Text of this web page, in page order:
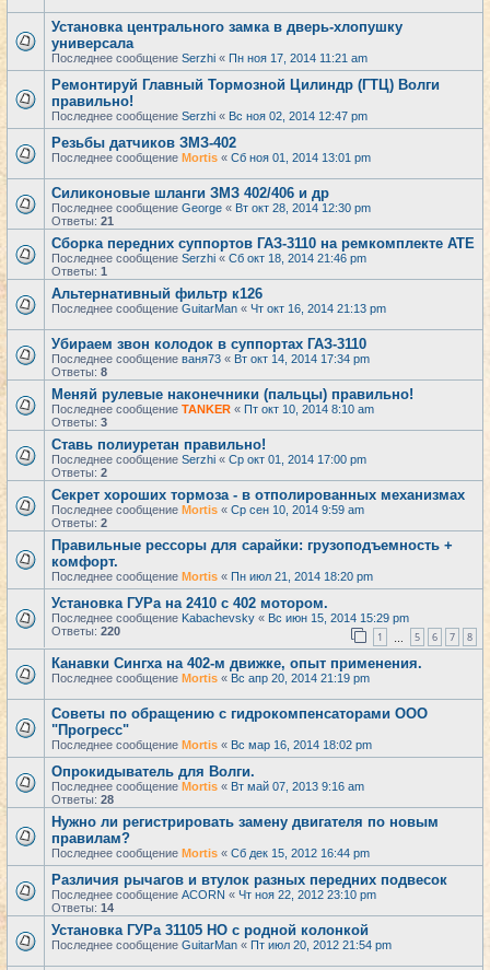
Установка центрального замка в дверь-хлопушку
универсала
Последнее сообщение Serzhi « Пн ноя 17, 2014 11:21 am
Ремонтируй Главный Тормозной Цилиндр (ГТЦ) Волги
правильно!
Последнее сообщение Serzhi « Вс ноя 02, 2014 12:47 pm
Резьбы датчиков ЗМЗ-402
Последнее сообщение Mortis « Сб ноя 01, 2014 13:01 pm
Cиликоновые шланги ЗМЗ 402/406 и др
Последнее сообщение George « Вт окт 28, 2014 12:30 pm
Ответы: 21
Сборка передних суппортов ГАЗ-3110 на ремкомплекте АТЕ
Последнее сообщение Serzhi « Сб окт 18, 2014 21:46 pm
Ответы: 1
Альтернативный фильтр к126
Последнее сообщение GuitarMan « Чт окт 16, 2014 21:13 pm
Убираем звон колодок в суппортах ГАЗ-3110
Последнее сообщение ваня73 « Вт окт 14, 2014 17:34 pm
Ответы: 8
Меняй рулевые наконечники (пальцы) правильно!
Последнее сообщение TANKER « Пт окт 10, 2014 8:10 am
Ответы: 3
Ставь полиуретан правильно!
Последнее сообщение Serzhi « Ср окт 01, 2014 17:00 pm
Ответы: 2
Секрет хороших тормоза - в отполированных механизмах
Последнее сообщение Mortis « Ср сен 10, 2014 9:59 am
Ответы: 2
Правильные рессоры для сарайки: грузоподъемность +
комфорт.
Последнее сообщение Mortis « Пн июл 21, 2014 18:20 pm
Установка ГУРа на 2410 с 402 мотором.
Последнее сообщение Kabachevsky « Вс июн 15, 2014 15:29 pm
Ответы: 220 1 5 6 7 8
Канавки Сингха на 402-м движке, опыт применения.
Последнее сообщение Mortis « Вс апр 20, 2014 21:19 pm
Советы по обращению с гидрокомпенсаторами ООО
"Прогресс"
Последнее сообщение Mortis « Вс мар 16, 2014 18:02 pm
Опрокидыватель для Волги.
Последнее сообщение Mortis « Вт май 07, 2013 9:16 am
Ответы: 28
Нужно ли регистрировать замену двигателя по новым
правилам?
Последнее сообщение Mortis « Сб дек 15, 2012 16:44 pm
Различия рычагов и втулок разных передних подвесок
Последнее сообщение ACORN « Чт ноя 22, 2012 23:10 pm
Ответы: 14
Установка ГУРа 31105 НО с родной колонкой
Последнее сообщение GuitarMan « Пт июл 20, 2012 21:54 pm